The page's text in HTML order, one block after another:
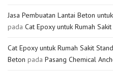
Jasa Pembuatan Lantai Beton
pada Cat Epoxy untuk Rumah
Cat Epoxy untuk Rumah Sakit
Beton pada Pasang Chemical